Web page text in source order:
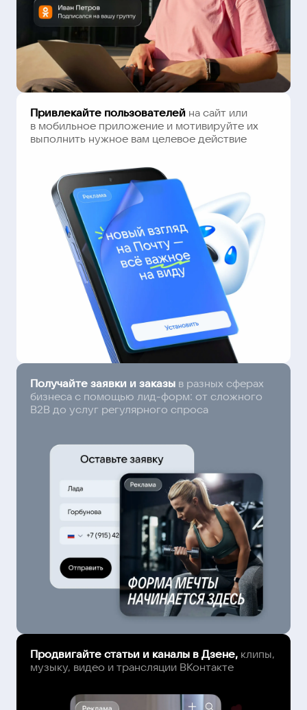
Привлекайте пользователей на сайт или
в мобильное приложение и мотивируйте их
выполнить нужное вам целевое действие
Получайте заявки и заказы в разных сферах
бизнеса с помощью лид-форм: от сложного
B2B до услуг регулярного спроса
Продвигайте статьи и каналы в Дзене, клипы,
музыку, видео и трансляции ВКонтакте